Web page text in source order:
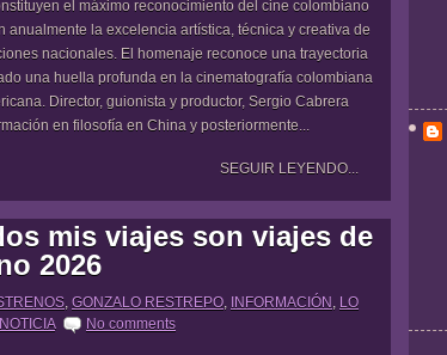
el máximo reconocimiento del cine colombiano
anualmente la excelencia artística, técnica y creativa de
nacionales. El homenaje reconoce una trayectoria
una huella profunda en la cinematografía colombiana
Director, guionista y productor, Sergio Cabrera
en filosofía en China y posteriormente...
SEGUIR LEYENDO...
mis viajes son viajes de
2026
, GONZALO RESTREPO, INFORMACIÓN , LO
No comments